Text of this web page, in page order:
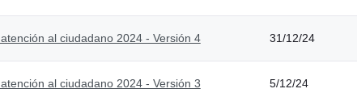
al ciudadano 2024 - Versión 4 31/12/24
al ciudadano 2024 - Versión 3 5/12/24